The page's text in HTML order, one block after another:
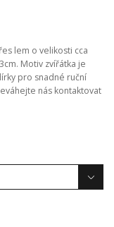
lem o velikosti cca
Motiv zvířátka je
pro snadné ruční
nás kontaktovat